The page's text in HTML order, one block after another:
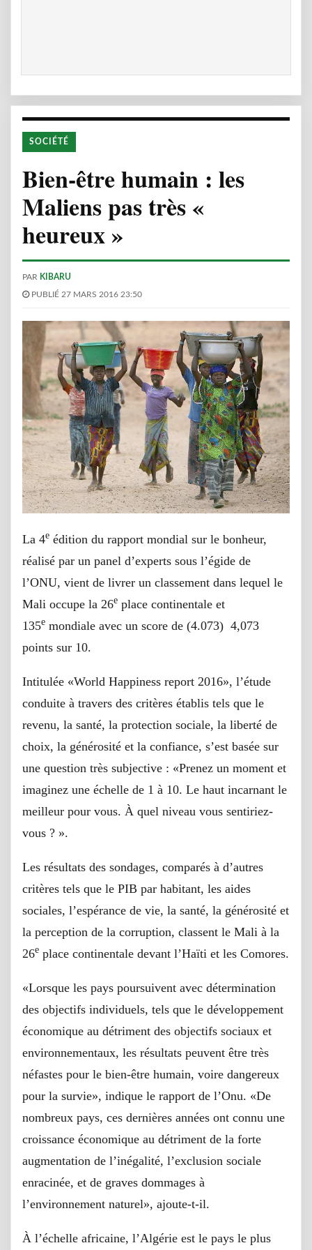
SOCIÉTÉ
Bien-être humain : les
Maliens pas très «
heureux »
PAR KIBARU
PUBLIÉ 27 MARS 2016 23:50
La 4e édition du rapport mondial sur le bonheur,
réalisé par un panel d’experts sous l’égide de
l’ONU, vient de livrer un classement dans lequel le
Mali occupe la 26e place continentale et
135e mondiale avec un score de (4.073) 4,073
points sur 10.
Intitulée «World Happiness report 2016», l’étude
conduite à travers des critères établis tels que le
revenu, la santé, la protection sociale, la liberté de
choix, la générosité et la confiance, s’est basée sur
une question très subjective : «Prenez un moment et
imaginez une échelle de 1 à 10. Le haut incarnant le
meilleur pour vous. À quel niveau vous sentiriez-
vous ? ».
Les résultats des sondages, comparés à d’autres
critères tels que le PIB par habitant, les aides
sociales, l’espérance de vie, la santé, la générosité et
la perception de la corruption, classent le Mali à la
26e place continentale devant l’Haïti et les Comores.
«Lorsque les pays poursuivent avec détermination
des objectifs individuels, tels que le développement
économique au détriment des objectifs sociaux et
environnementaux, les résultats peuvent être très
néfastes pour le bien-être humain, voire dangereux
pour la survie», indique le rapport de l’Onu. «De
nombreux pays, ces dernières années ont connu une
croissance économique au détriment de la forte
augmentation de l’inégalité, l’exclusion sociale
enracinée, et de graves dommages à
l’environnement naturel», ajoute-t-il.
À l’échelle africaine, l’Algérie est le pays le plus